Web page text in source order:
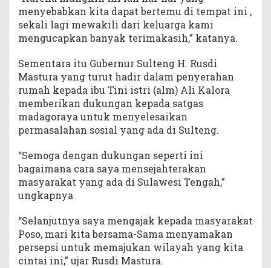
menyebabkan kita dapat bertemu di tempat ini ,
sekali lagi mewakili dari keluarga kami
mengucapkan banyak terimakasih,” katanya.
Sementara itu Gubernur Sulteng H. Rusdi
Mastura yang turut hadir dalam penyerahan
rumah kepada ibu Tini istri (alm) Ali Kalora
memberikan dukungan kepada satgas
madagoraya untuk menyelesaikan
permasalahan sosial yang ada di Sulteng.
“Semoga dengan dukungan seperti ini
bagaimana cara saya mensejahterakan
masyarakat yang ada di Sulawesi Tengah,”
ungkapnya
“Selanjutnya saya mengajak kepada masyarakat
Poso, mari kita bersama-Sama menyamakan
persepsi untuk memajukan wilayah yang kita
cintai ini,” ujar Rusdi Mastura.